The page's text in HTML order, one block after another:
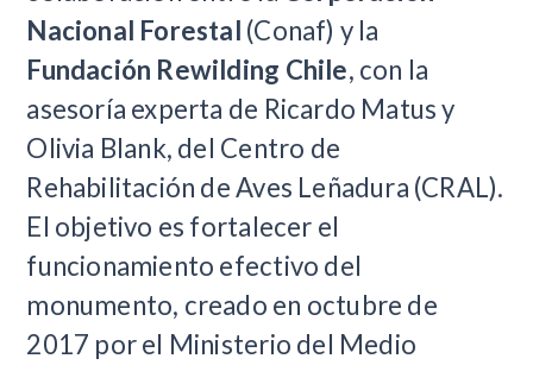
Nacional Forestal (Conaf) y la
Fundación Rewilding Chile, con la
asesoría experta de Ricardo Matus y
Olivia Blank, del Centro de
Rehabilitación de Aves Leñadura (CRAL).
El objetivo es fortalecer el
funcionamiento efectivo del
monumento, creado en octubre de
2017 por el Ministerio del Medio